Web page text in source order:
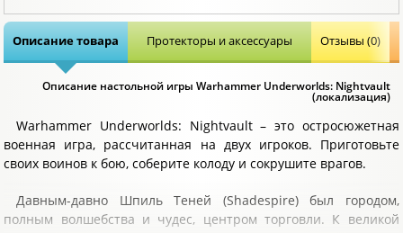
Описание товара Протекторы и аксессуары Отзывы (0)
Описание настольной игры Warhammer Underworlds: Nightvault
(локализация)
Warhammer Underworlds: Nightvault – это остросюжетная
военная игра, рассчитанная на двух игроков. Приготовьте
своих воинов к бою, соберите колоду и сокрушите врагов.
Давным-давно Шпиль Теней (Shadespire) был городом,
полным волшебства и чудес, центром торговли. К великой